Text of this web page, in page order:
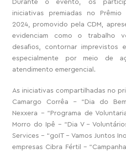
Durante o evento, os
iniciativas premiadas no Prêmio
2024, promovido pela CDM,
evidenciam como o trabalho
desafios, contornar imprevistos
especialmente por meio de
atendimento emergencial.
As iniciativas compartilhadas no
Camargo Corrêa – “Dia do
Nexxera – “Programa de
Morro do Ipê – “Dia V –
Services – “goIT – Vamos Juntos
empresas Cibra Fértil –